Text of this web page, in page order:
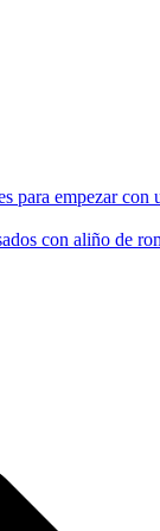
para empezar con
con aliño de